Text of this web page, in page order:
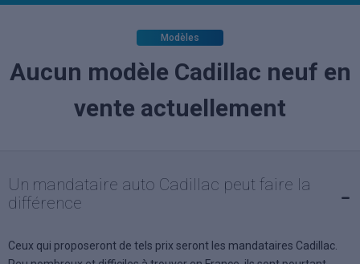
Modèles
Aucun modèle Cadillac neuf en
vente actuellement
Un mandataire auto Cadillac peut faire la
différence
Ceux qui proposeront de tels prix seront les mandataires Cadillac.